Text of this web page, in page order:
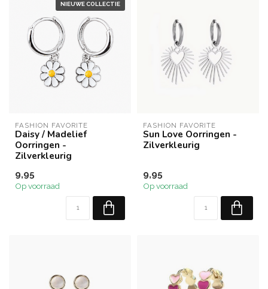
NIEUWE COLLECTIE
FASHION FAVORITE
Daisy / Madelief
Oorringen -
Zilverkleurig
9,95
Op voorraad
FASHION FAVORITE
Sun Love Oorringen -
Zilverkleurig
9,95
Op voorraad